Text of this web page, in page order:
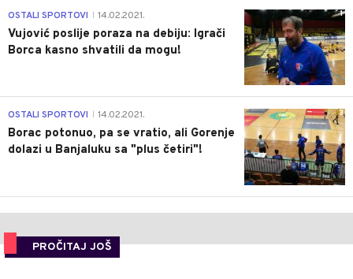
1
OSTALI SPORTOVI 14.02.2021.
Vujović poslije poraza na debiju: Igrači
Borca kasno shvatili da mogu!
3
OSTALI SPORTOVI 14.02.2021.
Borac potonuo, pa se vratio, ali Gorenje
dolazi u Banjaluku sa "plus četiri"!
PROČITAJ JOŠ